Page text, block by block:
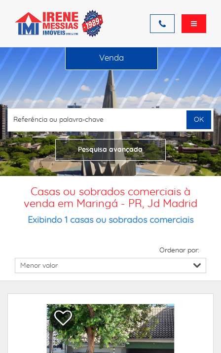
Venda
Pesquisa avançada
OK
Casas ou sobrados comerciais à
venda em Maringá - PR, Jd Madrid
Exibindo 1 casas ou sobrados comerciais
Ordenar por: